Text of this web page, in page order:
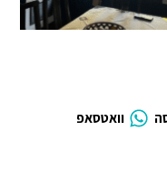
וואטסאפ